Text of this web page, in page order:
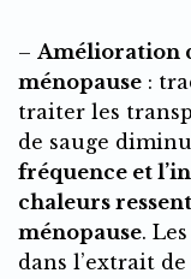
– Amélioration
ménopause :
traiter les
de sauge
fréquence et
chaleurs
ménopause.
dans l’extrait